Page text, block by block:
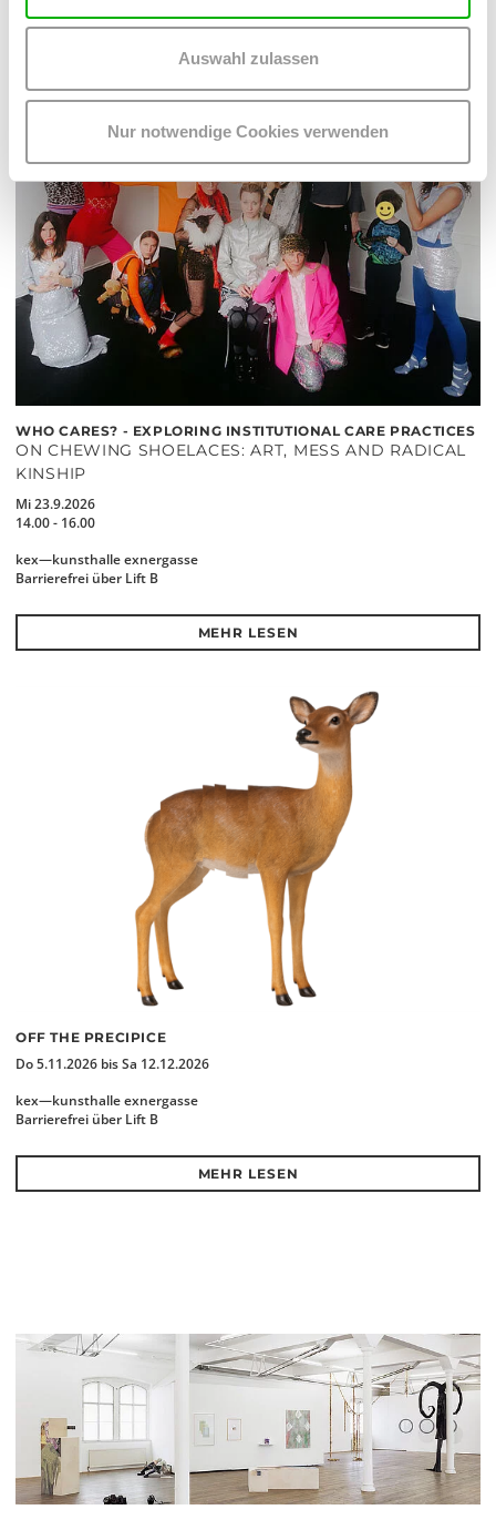
Auswahl zulassen
Nur notwendige Cookies verwenden
MEHR LESEN
WHO CARES? - EXPLORING INSTITUTIONAL CARE PRACTICES
ON CHEWING SHOELACES: ART, MESS AND RADICAL
KINSHIP
Mi 23.9.2026
14.00 - 16.00
kex—kunsthalle exnergasse
Barrierefrei über Lift B
MEHR LESEN
OFF THE PRECIPICE
Do 5.11.2026 bis Sa 12.12.2026
kex—kunsthalle exnergasse
Barrierefrei über Lift B
MEHR LESEN